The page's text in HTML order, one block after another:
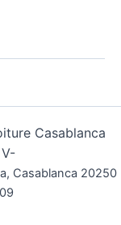
Casablanca
Casablanca 20250